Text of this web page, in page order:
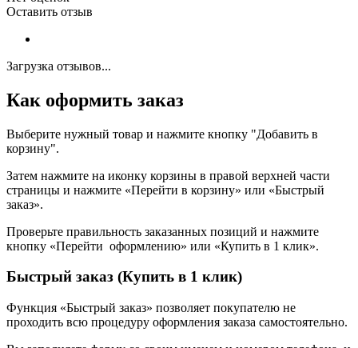
Оставить отзыв
Загрузка отзывов...
Как оформить заказ
Выберите нужный товар и нажмите кнопку "Добавить в
корзину".
Затем нажмите на иконку корзины в правой верхней части
страницы и нажмите «Перейти в корзину» или «Быстрый
заказ».
Проверьте правильность заказанных позиций и нажмите
кнопку «Перейти оформлению» или «Купить в 1 клик».
Быстрый заказ (Купить в 1 клик)
Функция «Быстрый заказ» позволяет покупателю не
проходить всю процедуру оформления заказа самостоятельно.